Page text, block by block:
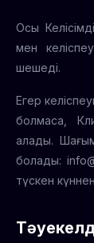
Осы
мен
шешеді.
Егер
болмаса,
алады.
болады:
түскен